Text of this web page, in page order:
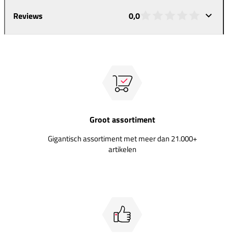
Reviews 0,0
Groot assortiment
Gigantisch assortiment met meer dan 21.000+
artikelen